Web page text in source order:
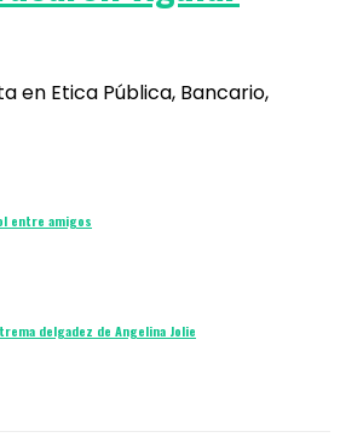
en Etica Pública, Bancario,
entre amigos
delgadez de Angelina Jolie